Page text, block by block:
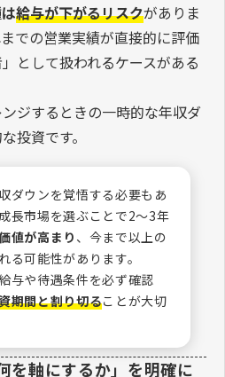
給与が下がるリスクがありま
での営業実績が直接的に評価
として扱われるケースがある
ジするときの一時的な年収ダ
投資です。
ダウンを覚悟する必要もあ
長市場を選ぶことで2〜3年
値が高まり 、今まで以上の
る可能性があります。
与や待遇条件を必ず確認
期間と割り切ることが大切
を軸にするか」を明確に